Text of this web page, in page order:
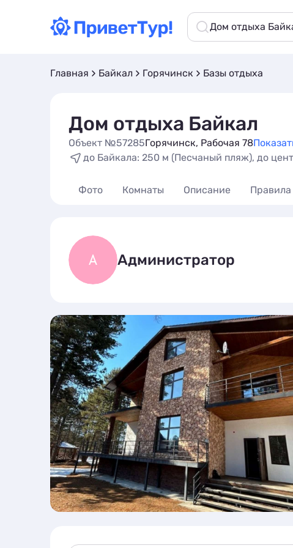
Дом отдыха
Главная Байкал Горячинск Базы отдыха
Дом отдыха Байкал
Объект №57285Горячинск, Рабочая 78
до Байкала: 250 м (Песчаный пляж), до
Фото Комнаты Описание Правила
А Администратор